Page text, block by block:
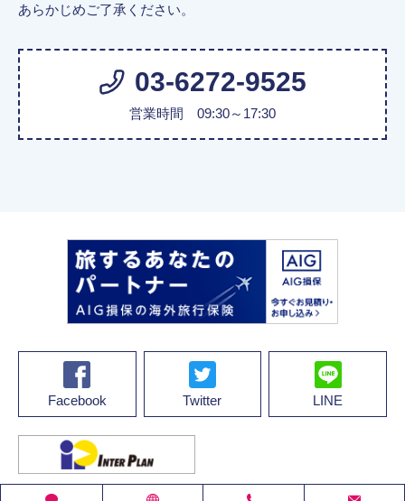
あらかじめご了承ください。
03-6272-9525
営業時間 09:30～17:30
Facebook Twitter LINE